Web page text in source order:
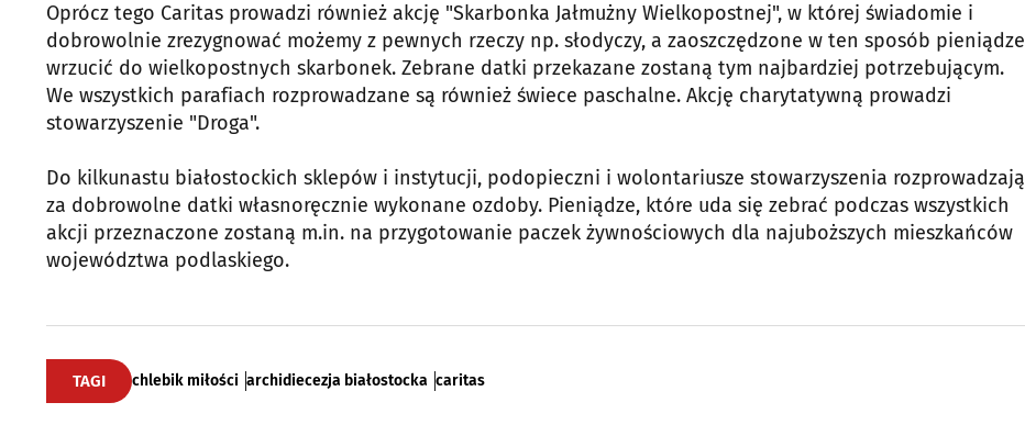
Oprócz tego Caritas prowadzi również akcję "Skarbonka Jałmużny Wielkopostnej", w której świadomie i
dobrowolnie zrezygnować możemy z pewnych rzeczy np. słodyczy, a zaoszczędzone w ten sposób pieniądze
wrzucić do wielkopostnych skarbonek. Zebrane datki przekazane zostaną tym najbardziej potrzebującym.
We wszystkich parafiach rozprowadzane są również świece paschalne. Akcję charytatywną prowadzi
stowarzyszenie "Droga".
Do kilkunastu białostockich sklepów i instytucji, podopieczni i wolontariusze stowarzyszenia rozprowadzają
za dobrowolne datki własnoręcznie wykonane ozdoby. Pieniądze, które uda się zebrać podczas wszystkich
akcji przeznaczone zostaną m.in. na przygotowanie paczek żywnościowych dla najuboższych mieszkańców
województwa podlaskiego.
TAGI chlebik miłości archidiecezja białostocka caritas